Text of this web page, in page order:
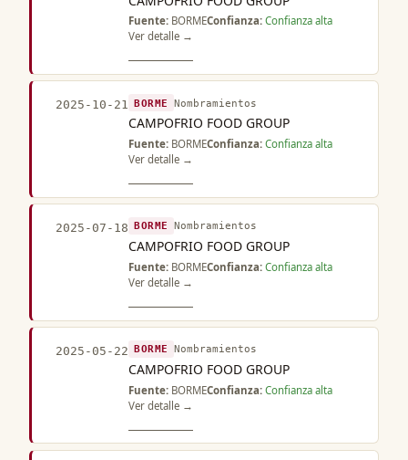
Fuente: BORMEConfianza: Confianza alta
Ver detalle →
2025-10-21 BORME Nombramientos
CAMPOFRIO FOOD GROUP
Fuente: BORMEConfianza: Confianza alta
Ver detalle →
2025-07-18 BORME Nombramientos
CAMPOFRIO FOOD GROUP
Fuente: BORMEConfianza: Confianza alta
Ver detalle →
2025-05-22 BORME Nombramientos
CAMPOFRIO FOOD GROUP
Fuente: BORMEConfianza: Confianza alta
Ver detalle →